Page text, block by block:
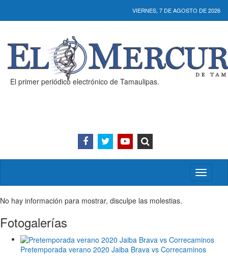
VIERNES, 7 DE AGOSTO DE 2026
El primer periódico electrónico de Tamaulipas.
Activar/
menú
No hay información para mostrar, disculpe las molestias.
Fotogalerías
Pretemporada verano 2020 Jaiba Brava vs Correcaminos